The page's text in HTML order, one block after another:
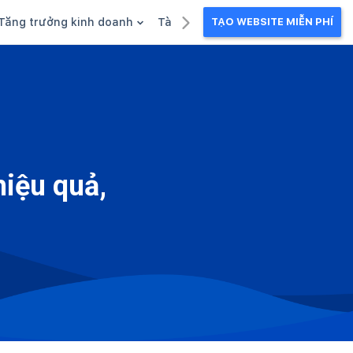
trưởng kinh doanh Tài liệu kinh doanhTẠO WEBSITE MIỄN PHÍ
quả,